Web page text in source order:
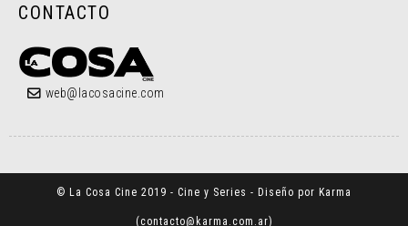
CONTACTO
web@lacosacine.com
© La Cosa Cine 2019 - Cine y Series - Diseño por Karma
(contacto@karma.com.ar)